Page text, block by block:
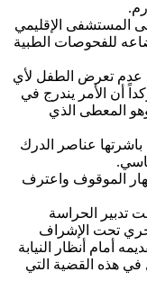
المستشفى الإقليمي
للفحوصات الطبية
تعرض الطفل لأي
أن الأمر يندرج في
المعطى الذي
باشرتها عناصر الدرك
الموقوف واعترف
تدبير الحراسة
تحت الإشراف
أمام أنظار النيابة
في هذه القضية التي